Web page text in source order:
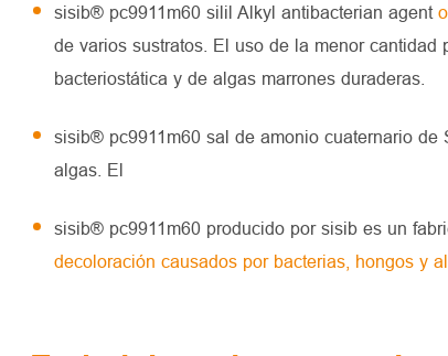
sisib® pc9911m60 silil Alkyl antibacterian agent
de varios sustratos. El uso de la menor
bacteriostática y de algas marrones duraderas.
sisib® pc9911m60 sal de amonio cuaternario
algas. El
sisib® pc9911m60 producido por sisib es un
decoloración causados por bacterias, hongos y